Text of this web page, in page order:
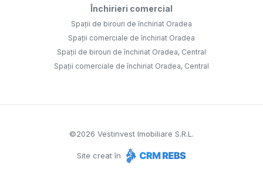
Închirieri comercial
Spații de birouri de închiriat Oradea
Spații comerciale de închiriat Oradea
Spații de birouri de închiriat Oradea, Central
Spații comerciale de închiriat Oradea, Central
©2026 Vestinvest Imobiliare S.R.L.
Site creat în